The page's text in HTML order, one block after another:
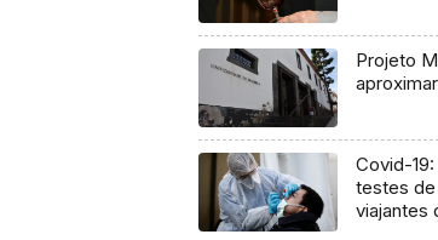
Projeto
Covid-
testes
viajantes